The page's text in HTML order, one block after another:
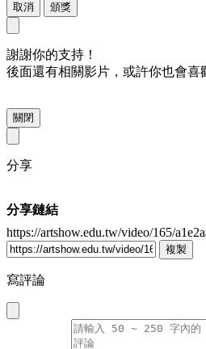
取消 頒獎
謝謝你的支持！
後面還有相關影片，或許你也會喜
關閉
分享
分享鏈結
https://artshow.edu.tw/video/165/
複製
寫評論